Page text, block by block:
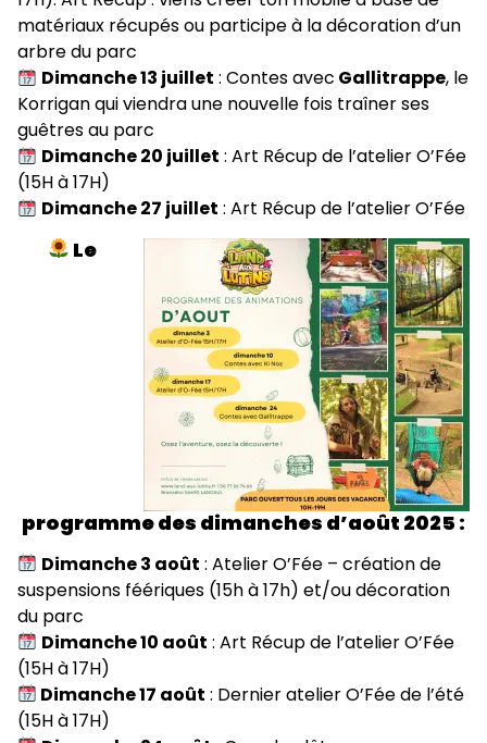
matériaux récupés ou participe à la décoration d’un
arbre du parc
Dimanche 13 juillet : Contes avec Gallitrappe, le
Korrigan qui viendra une nouvelle fois traîner ses
guêtres au parc
Dimanche 20 juillet : Art Récup de l’atelier O’Fée
(15H à 17H)
Dimanche 27 juillet : Art Récup de l’atelier O’Fée
Le
programme des dimanches d’août 2025 :
Dimanche 3 août : Atelier O’Fée – création de
suspensions féériques (15h à 17h) et/ou décoration
du parc
Dimanche 10 août : Art Récup de l’atelier O’Fée
(15H à 17H)
Dimanche 17 août : Dernier atelier O’Fée de l’été
(15H à 17H)